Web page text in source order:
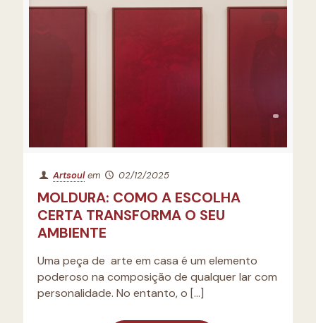
Artsoul em 02/12/2025
MOLDURA: COMO A ESCOLHA
CERTA TRANSFORMA O SEU
AMBIENTE
Uma peça de arte em casa é um elemento
poderoso na composição de qualquer lar com
personalidade. No entanto, o […]